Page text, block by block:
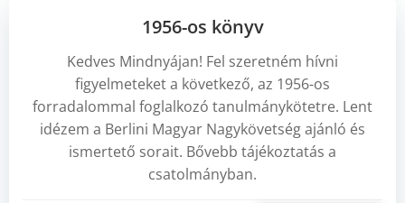
1956-os könyv
Kedves Mindnyájan! Fel szeretném hívni
figyelmeteket a következő, az 1956-os
forradalommal foglalkozó tanulmánykötetre. Lent
idézem a Berlini Magyar Nagykövetség ajánló és
ismertető sorait. Bővebb tájékoztatás a
csatolmányban.